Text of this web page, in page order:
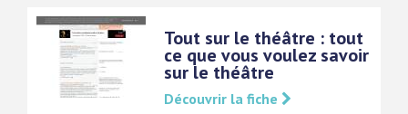
Tout sur le théâtre : tout
ce que vous voulez savoir
sur le théâtre
Découvrir la fiche